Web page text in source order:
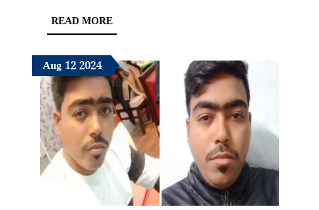
ক্লাবের’
READ MOREREAD
MORE
AugAugust
12,
2024
12August
12,
2024
2024August
12,
2024